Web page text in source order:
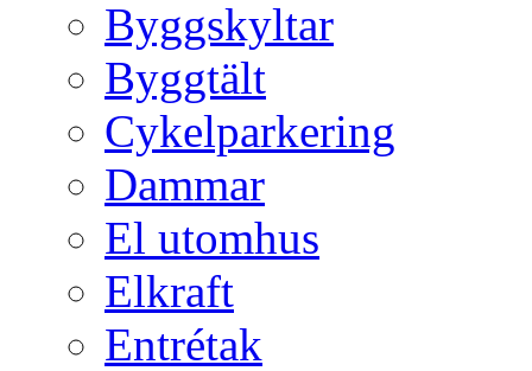
Byggskyltar
Byggtält
Cykelparkering
Dammar
El utomhus
Elkraft
Entrétak